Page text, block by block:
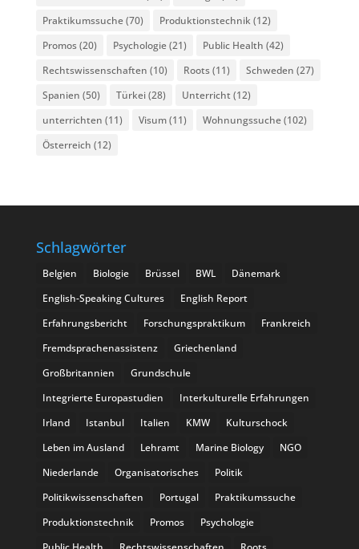
Praktikumssuche(70) Produktionstechnik (12)
Promos(20) Psychologie(21) Public Health (42)
Rechtswissenschaften (10) Roots(11) Schweden (27)
Spanien (50) Türkei(28) Unterricht (12)
unterrichten (11) Visum(11) Wohnungssuche(102)
Österreich (12)
Schlagwörter
Belgien Biologie Brüssel BWL
Dänemark
English-Speaking Cultures
English Report
Erfahrungsbericht
Forschungspraktikum
Frankreich
Fremdsprachenassistenz
Griechenland
Großbritannien
Grundschule
Integrierte Europastudien
Interkulturelle Erfahrungen
Irland
Istanbul Italien KMW
Kulturschock
Leben im Ausland
Lehramt Marine Biology
NGO
Niederlande
Organisatorisches
Politik
Politikwissenschaften
Portugal
Praktikumssuche
Produktionstechnik
Promos
Psychologie